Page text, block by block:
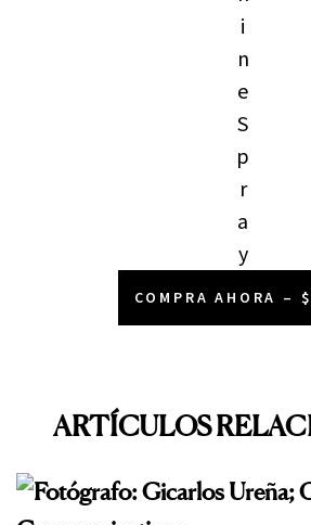
i
n
e
S
p
r
a
y
COMPRA AHORA –
ARTÍCULOS